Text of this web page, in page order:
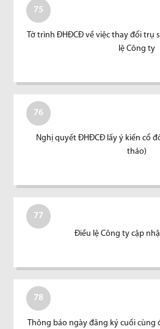
75
Tờ trình ĐHĐCĐ về việc thay đổi trụ
lệ Công ty
76
Nghị quyết ĐHĐCĐ lấy ý kiến cổ
thảo)
77
Điều lệ Công ty cập
78
Thông báo ngày đăng ký cuối cùng